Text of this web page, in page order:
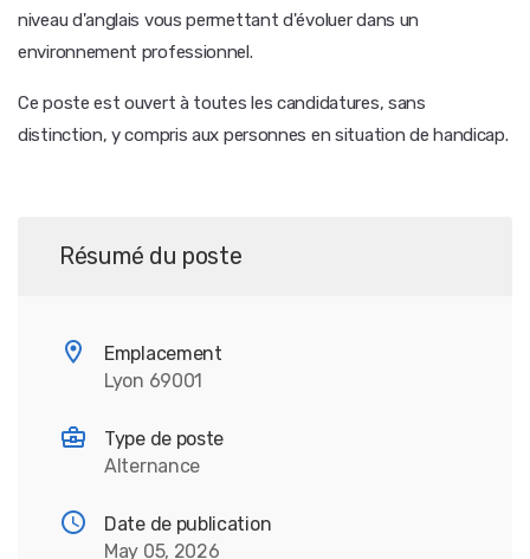
niveau d'anglais vous permettant d'évoluer dans un
environnement professionnel.
Ce poste est ouvert à toutes les candidatures, sans
distinction, y compris aux personnes en situation de handicap.
Résumé du poste
Emplacement
Lyon 69001
Type de poste
Alternance
Date de publication
May 05, 2026